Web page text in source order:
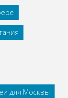
для Москвы